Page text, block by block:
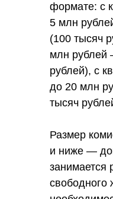
формате: с
5 млн
(100 тысяч
млн рублей
рублей), с
до 20 млн
тысяч
Размер
и ниже —
занимается
свободного